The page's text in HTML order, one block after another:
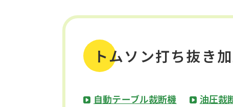
トムソン打ち抜き
自動テーブル裁断機 油圧裁